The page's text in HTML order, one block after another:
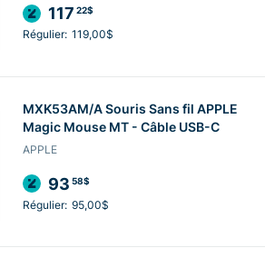
117 22$
Régulier: 119,00$
MXK53AM/A Souris Sans fil APPLE
Magic Mouse MT - Câble USB-C
APPLE
93 58$
Régulier: 95,00$